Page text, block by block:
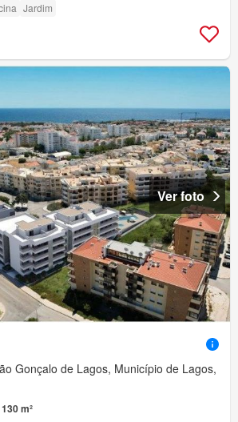
Jardim
Ver foto
Gonçalo de Lagos, Município de Lagos,
130 m²